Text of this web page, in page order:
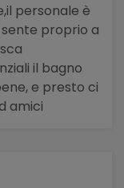
personale è
proprio a
il bagno
e presto ci
amici